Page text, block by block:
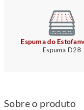
Espuma do
Espuma D28
Sobre o produto